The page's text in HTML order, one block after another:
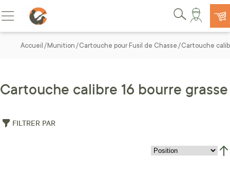
Allez au contenu
Basculer la navigation
Rechercher
Accueil Munition Cartouche pour Fusil de Chasse Cartouche
Cartouche calibre 16 bourre grasse
FILTRER PAR